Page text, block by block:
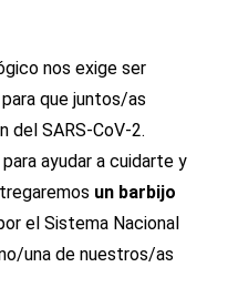
nos exige ser
que juntos/as
del SARS-CoV-2.
ayudar a cuidarte y
un barbijo
el Sistema Nacional
una de nuestros/as